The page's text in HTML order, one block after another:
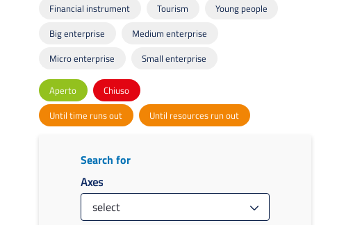
Financial instrument
Tourism
Young people
Big enterprise
Medium enterprise
Micro enterprise
Small enterprise
Aperto
Chiuso
Until time runs out
Until resources run out
Search for
Axes